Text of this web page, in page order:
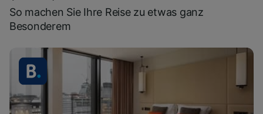
So machen Sie Ihre Reise zu etwas ganz
Besonderem